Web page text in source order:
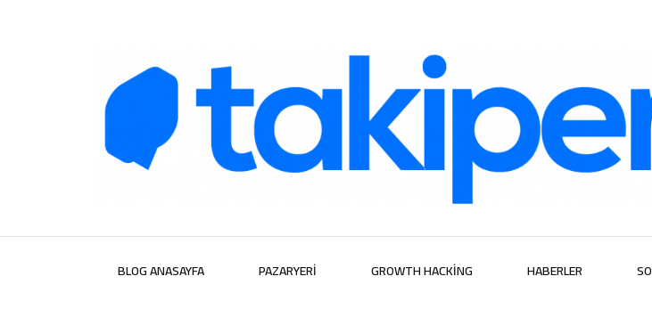
Takipera Dijital
BLOG ANASAYFA PAZARYERI GROWTH HACKING HABERLER